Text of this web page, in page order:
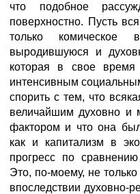
что подобное
поверхностно. Пусть
только
выродившуюся и
которая в свое
интенсивным
спорить с тем, что
величайшим духовно и
фактором и что она
как и капитализм в
прогресс по
Это, по-моему, не
впоследствии духовно-